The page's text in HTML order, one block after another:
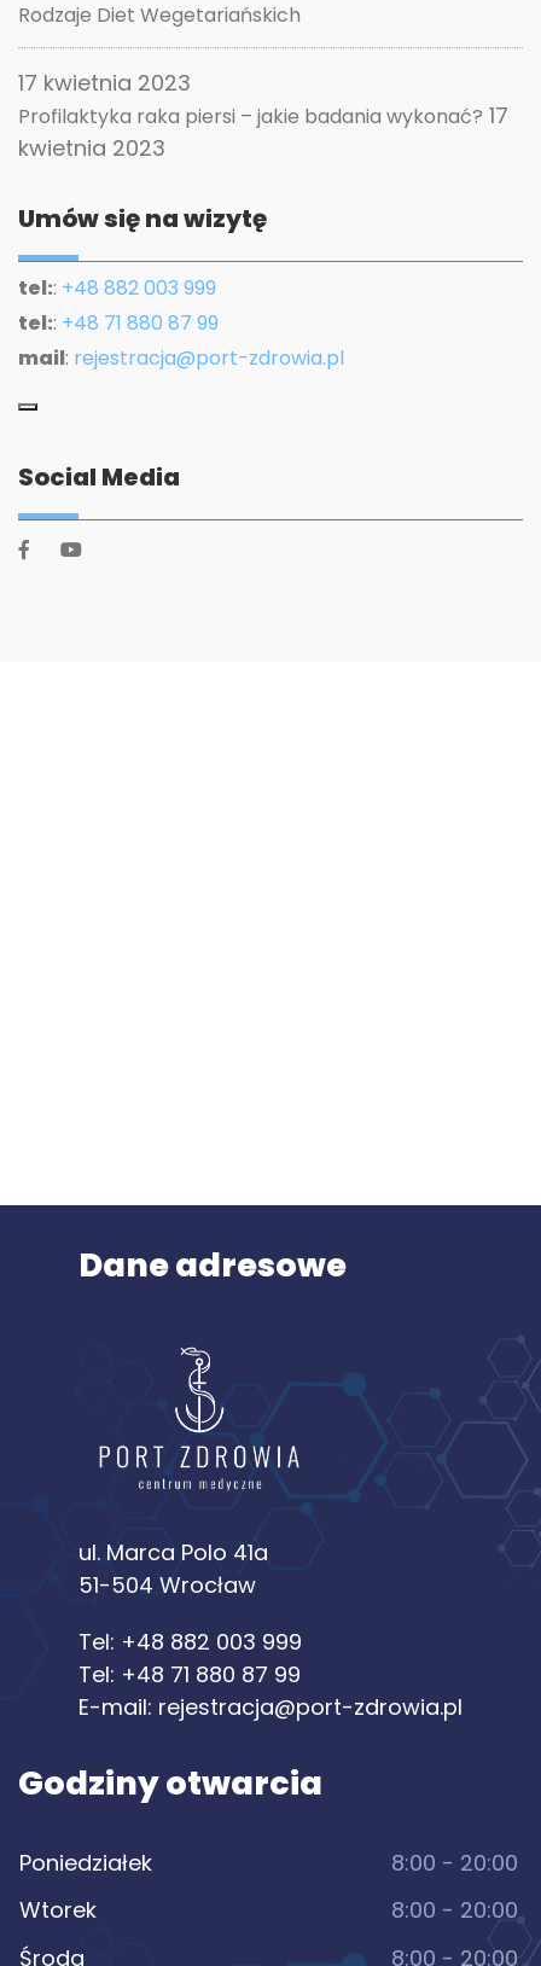
Rodzaje Diet Wegetariańskich
17 kwietnia 2023
Profilaktyka raka piersi – jakie badania wykonać? 17
kwietnia 2023
Umów się na wizytę
tel:: +48 882 003 999
tel:: +48 71 880 87 99
mail: rejestracja@port-zdrowia.pl
Social Media
Dane adresowe
ul. Marca Polo 41a
51-504 Wrocław
Tel: +48 882 003 999
Tel: +48 71 880 87 99
E-mail: rejestracja@port-zdrowia.pl
Godziny otwarcia
Poniedziałek
8:00 - 20:00
Wtorek
8:00 - 20:00
Środa
8:00 - 20:00